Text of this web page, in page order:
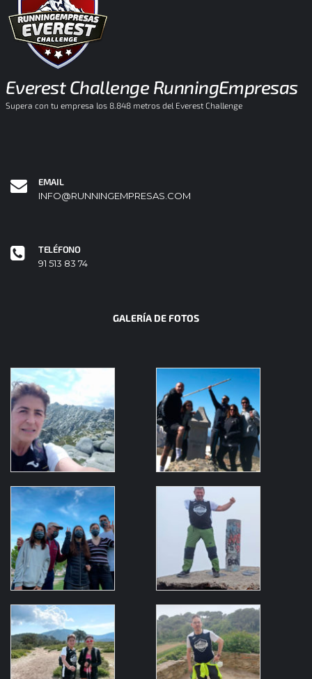
Everest Challenge RunningEmpresas
Supera con tu empresa los 8.848 metros del Everest Challenge
EMAIL
INFO@RUNNINGEMPRESAS.COM
TELÉFONO
91 513 83 74
GALERÍA DE FOTOS